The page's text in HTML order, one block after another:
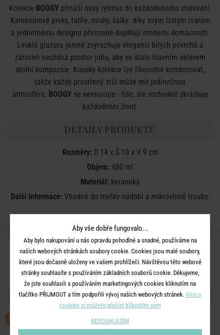
Kolekce BOOGY přináší nový rytmus do každodenního stolování.
Kameninové prvky, talíře, misky, šálky: díky svým čistým tvarům
a jednotnému designu přirozeně doplňují moderní domácnosti.
Lesklá glazura jemně zvýrazňuje eleganci bílých povrchů a
zároveň nechává prostor jídlu, aby se stalo hlavním aktérem
stolní kompozice. Kousky kolekce lze libovolně kombinovat,
takže každý prostřený stůl může mít jedinečnou
atmosféru. BOOGY se nevnucuje - tiše, ale rozhodně zkrášluje
každodenní život.
DETAILY PRODUKTU
Rozměry:D 14 x Š 10 x V 9 cm
Objem: 480 ml
Materiál:keramika
Další informace:Vhodné do myčky nádobí a mikrovlnné trouby.
SDÍLEJTE S PŘÁTELI
DALŠÍ PRODUKTY ZE SÉRIE
BESTSELLER
Aby vše dobře fungovalo...
Aby bylo nakupování u nás opravdu pohodlné a snadné, používáme na
našich webových stránkách soubory cookie. Cookies jsou malé soubory,
které jsou dočasně uloženy ve vašem prohlížeči. Návštěvou této webové
stránky souhlasíte s používáním základních souborů cookie. Děkujeme,
že jste souhlasili s používáním marketingových cookies kliknutím na
tlačítko PŘIJMOUT a tím podpořili vývoj našich webových stránek. Více o
cookies si můžete přečíst kliknutím sem
NESOUHLASÍM